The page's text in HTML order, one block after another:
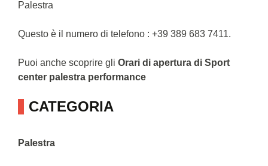
Palestra
Questo è il numero di telefono : +39 389 683 7411.
Puoi anche scoprire gli Orari di apertura di Sport
center palestra performance
CATEGORIA
Palestra